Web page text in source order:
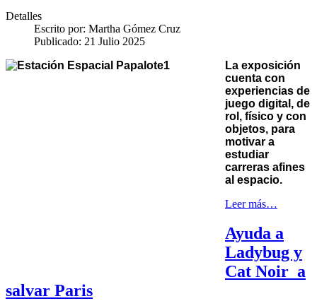
Detalles
Escrito por: Martha Gómez Cruz
Publicado: 21 Julio 2025
La exposición
cuenta con
experiencias de
juego digital, de
rol, físico y con
objetos, para
motivar a
estudiar
carreras afines
al espacio.
Leer más…
Ayuda a
Ladybug y
Cat Noir a
salvar Paris